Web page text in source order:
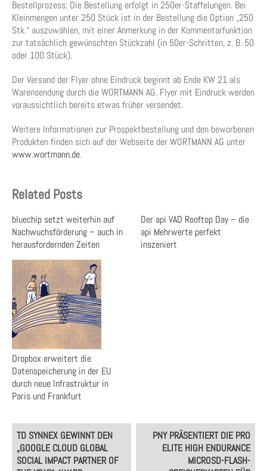
Bestellprozess: Die Bestellung erfolgt in 250er-Staffelungen. Bei
Kleinmengen unter 250 Stück ist in der Bestellung die Option „250
Stk.“ auszuwählen, mit einer Anmerkung in der Kommentarfunktion
zur tatsächlich gewünschten Stückzahl (in 50er-Schritten, z. B. 50
oder 100 Stück).
Der Versand der Flyer ohne Eindruck beginnt ab Ende KW 21 als
Warensendung durch die WORTMANN AG. Flyer mit Eindruck werden
voraussichtlich bereits etwas früher versendet.
Weitere Informationen zur Prospektbestellung und den beworbenen
Produkten finden sich auf der Webseite der WORTMANN AG unter
www.wortmann.de.
Related Posts
bluechip setzt weiterhin auf
Nachwuchsförderung – auch in
herausfordernden Zeiten
Der api VAD Rooftop Day – die
api Mehrwerte perfekt
inszeniert
Dropbox erweitert die
Datenspeicherung in der EU
durch neue Infrastruktur in
Paris und Frankfurt
Post
navigation
TD SYNNEX GEWINNT DEN
„GOOGLE CLOUD GLOBAL
SOCIAL IMPACT PARTNER OF
PNY PRÄSENTIERT DIE PRO
ELITE HIGH ENDURANCE
MICROSD-FLASH-